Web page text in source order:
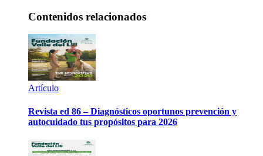
Contenidos relacionados
Artículo
Revista ed 86 – Diagnósticos oportunos prevención y
autocuidado tus propósitos para 2026